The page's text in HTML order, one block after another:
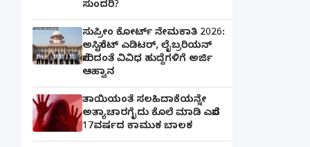
ಸುಂದರಿ?
ಸುಪ್ರೀಂ ಕೋರ್ಟ್ ನೇಮಕಾತಿ 2026:
ಅಸಿಸ್ಟೆಂಟ್ ಎಡಿಟರ್, ಲೈಬ್ರರಿಯನ್
ಸೇರಿದಂತೆ ವಿವಿಧ ಹುದ್ದೆಗಳಿಗೆ ಅರ್ಜಿ
ಆಹ್ವಾನ
ತಾಯಿಯಂತೆ ಸಲಹಿದಾಕೆಯನ್ನೇ
ಅತ್ಯಾಚಾರಗೈದು ಕೊಲೆ ಮಾಡಿ ಎಸೆದ
17ವರ್ಷದ ಕಾಮುಕ ಬಾಲಕ